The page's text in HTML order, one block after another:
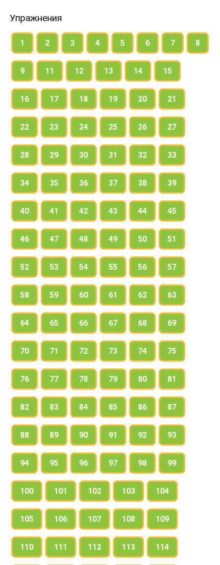
необычными, произвели на вас особенное
определения и обстоятельства (если вы их
выпишете).
Упражнения
1 2 3 4 5 6 7 8
9 11 12 13 14 15
16 17 18 19 20 21
22 23 24 25 26 27
28 29 30 31 32 33
34 35 36 37 38 39
40 41 42 43 44 45
46 47 48 49 50 51
52 53 54 55 56 57
58 59 60 61 62 63
64 65 66 67 68 69
70 71 72 73 74 75
76 77 78 79 80 81
82 83 84 85 86 87
88 89 90 91 92 93
94 95 96 97 98 99
100 101 102 103 104
105 106 107 108 109
110 111 112 113 114